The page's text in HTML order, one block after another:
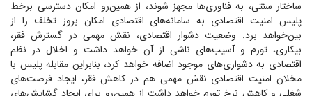
ساختار سنتی، به فناوری‌ها مجهز شوند، از همین‌رو امکان دسترسی برخط
پلیس امنیت اقتصادی به سامانه‌های اقتصادی امکان بروز تخلف را از
بین‌خواهد برد. وضعیت دشوار اقتصادی، نقش مهمی در گسترش فقر،
بیکاری، تورم و آسیب‌های ناشی از آن خواهد داشت و اخلال در نظم
اقتصادی به دشواری‌های موجود اضافه خواهد کرد، بنابراین مقابله پلیس با
مخلان امنیت اقتصادی نقش مهمی هم در کاهش فقر، ایجاد فرصت‌های